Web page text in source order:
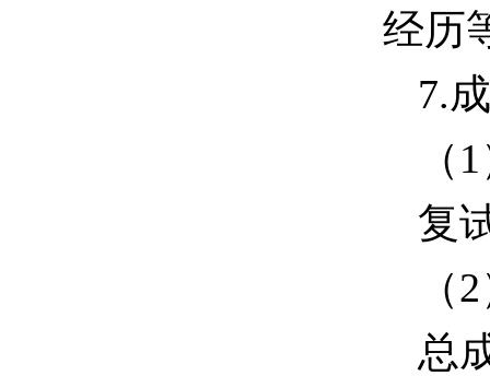
经历
7.
（ 1
复
（2
总